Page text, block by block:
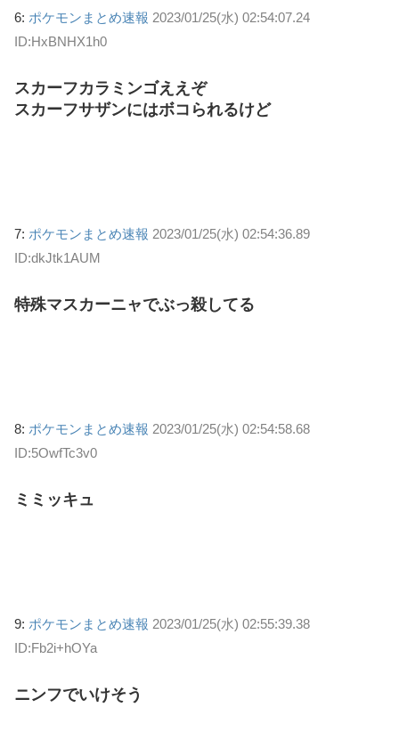
6: ポケモンまとめ速報 2023/01/25(水) 02:54:07.24
ID:HxBNHX1h0
スカーフカラミンゴええぞ
スカーフサザンにはボコられるけど
7: ポケモンまとめ速報 2023/01/25(水) 02:54:36.89
ID:dkJtk1AUM
特殊マスカーニャでぶっ殺してる
8: ポケモンまとめ速報 2023/01/25(水) 02:54:58.68
ID:5OwfTc3v0
ミミッキュ
9: ポケモンまとめ速報 2023/01/25(水) 02:55:39.38
ID:Fb2i+hOYa
ニンフでいけそう